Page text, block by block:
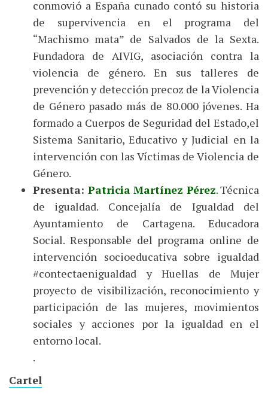
conmovió a España cunado contó su historia
de supervivencia en el programa del
“Machismo mata” de Salvados de la Sexta.
Fundadora de AIVIG, asociación contra la
violencia de género. En sus talleres de
prevención y detección precoz de la Violencia
de Género pasado más de 80.000 jóvenes. Ha
formado a Cuerpos de Seguridad del Estado,el
Sistema Sanitario, Educativo y Judicial en la
intervención con las Víctimas de Violencia de
Género.
Presenta: Patricia Martínez Pérez.Técnica
de igualdad. Concejalía de Igualdad del
Ayuntamiento de Cartagena. Educadora
Social. Responsable del programa online de
intervención socioeducativa sobre igualdad
#contectaenigualdad y Huellas de Mujer
proyecto de visibilización, reconocimiento y
participación de las mujeres, movimientos
sociales y acciones por la igualdad en el
entorno local.
.
Cartel